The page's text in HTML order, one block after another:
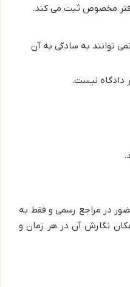
دفتر مخصوص ثبت می کند.
توانند به سادگی به آن
دادگاه نیست.
در مراجع رسمی و فقط به
نگارش آن در هر زمان و